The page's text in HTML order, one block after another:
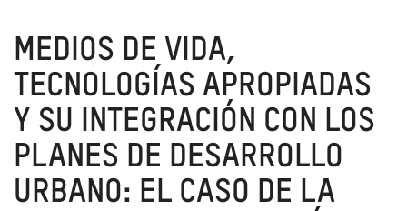
MEDIOS DE VIDA,
TECNOLOGÍAS APROPIADAS
Y SU INTEGRACIÓN CON LOS
PLANES DE DESARROLLO
URBANO: EL CASO DE LA